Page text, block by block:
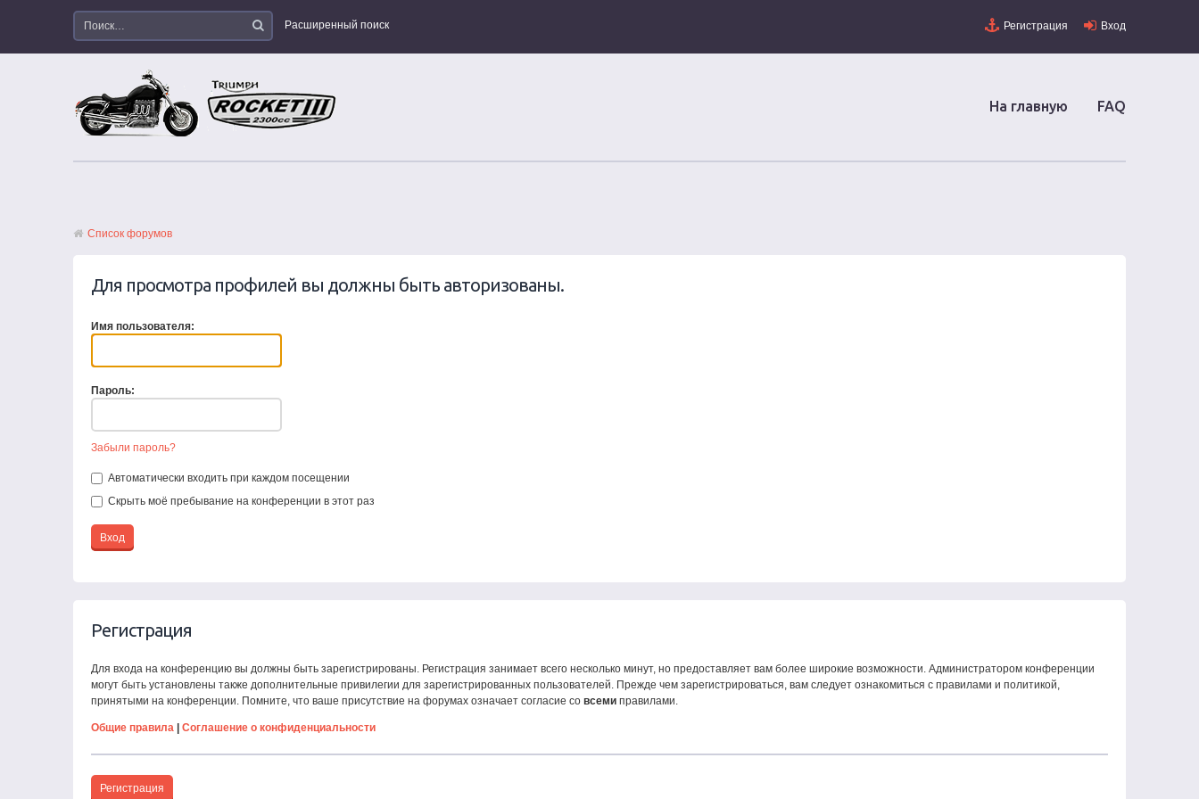
Регистрация Вход
Расширенный поиск
На главную FAQ
Список форумов
Для просмотра профилей вы должны быть авторизованы.
Имя пользователя:
Пароль:
Забыли пароль?
Автоматически входить при каждом посещении
Скрыть моё пребывание на конференции в этот раз
Регистрация
Для входа на конференцию вы должны быть зарегистрированы. Регистрация занимает всего несколько минут, но предоставляет вам более широкие возможности. Администратором конференции
могут быть установлены также дополнительные привилегии для зарегистрированных пользователей. Прежде чем зарегистрироваться, вам следует ознакомиться с правилами и политикой,
принятыми на конференции. Помните, что ваше присутствие на форумах означает согласие со всеми правилами.
Общие правила Соглашение о конфиденциальности
Регистрация